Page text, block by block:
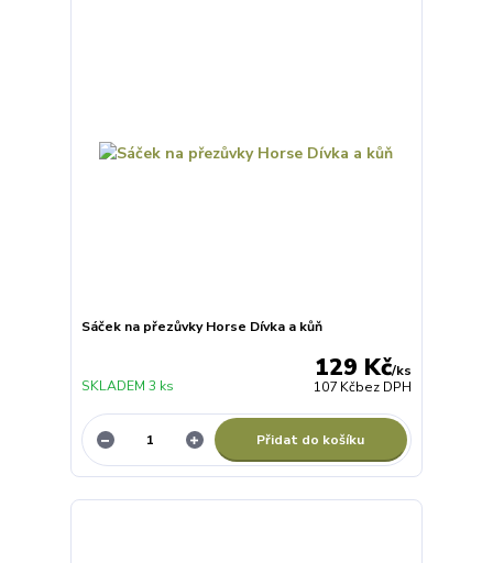
Sáček na přezůvky Horse Dívka a kůň
129 Kč/ks
107 Kčbez DPH
SKLADEM 3 ks
Přidat do košíku